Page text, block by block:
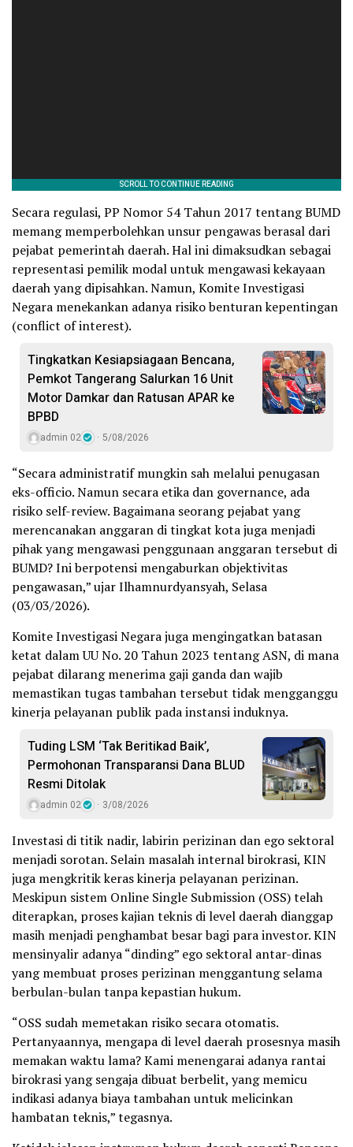
Secara regulasi, PP Nomor 54 Tahun 2017 tentang BUMD
memang memperbolehkan unsur pengawas berasal dari
pejabat pemerintah daerah. Hal ini dimaksudkan sebagai
representasi pemilik modal untuk mengawasi kekayaan
daerah yang dipisahkan. Namun, Komite Investigasi
Negara menekankan adanya risiko benturan kepentingan
(conflict of interest).
Tingkatkan Kesiapsiagaan Bencana,
Pemkot Tangerang Salurkan 16 Unit
Motor Damkar dan Ratusan APAR ke
BPBD
admin 02 5/08/2026
“Secara administratif mungkin sah melalui penugasan
eks-officio. Namun secara etika dan governance, ada
risiko self-review. Bagaimana seorang pejabat yang
merencanakan anggaran di tingkat kota juga menjadi
pihak yang mengawasi penggunaan anggaran tersebut di
BUMD? Ini berpotensi mengaburkan objektivitas
pengawasan,” ujar Ilhamnurdyansyah, Selasa
(03/03/2026).
Komite Investigasi Negara juga mengingatkan batasan
ketat dalam UU No. 20 Tahun 2023 tentang ASN, di mana
pejabat dilarang menerima gaji ganda dan wajib
memastikan tugas tambahan tersebut tidak mengganggu
kinerja pelayanan publik pada instansi induknya.
Tuding LSM ‘Tak Beritikad Baik’,
Permohonan Transparansi Dana BLUD
Resmi Ditolak
admin 02 3/08/2026
Investasi di titik nadir, labirin perizinan dan ego sektoral
menjadi sorotan. Selain masalah internal birokrasi, KIN
juga mengkritik keras kinerja pelayanan perizinan.
Meskipun sistem Online Single Submission (OSS) telah
diterapkan, proses kajian teknis di level daerah dianggap
masih menjadi penghambat besar bagi para investor. KIN
mensinyalir adanya “dinding” ego sektoral antar-dinas
yang membuat proses perizinan menggantung selama
berbulan-bulan tanpa kepastian hukum.
“OSS sudah memetakan risiko secara otomatis.
Pertanyaannya, mengapa di level daerah prosesnya masih
memakan waktu lama? Kami menengarai adanya rantai
birokrasi yang sengaja dibuat berbelit, yang memicu
indikasi adanya biaya tambahan untuk melicinkan
hambatan teknis,” tegasnya.